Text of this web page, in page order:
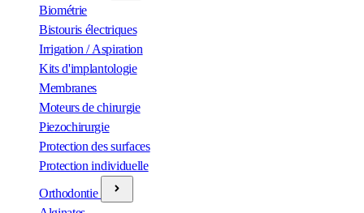
Biométrie
Bistouris électriques
Irrigation / Aspiration
Kits d'implantologie
Membranes
Moteurs de chirurgie
Piezochirurgie
Protection des surfaces
Protection individuelle
Orthodontie